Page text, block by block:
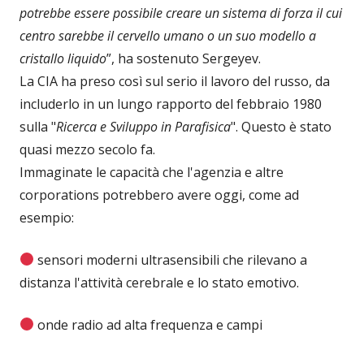
potrebbe essere possibile creare un sistema di forza il cui
centro sarebbe il cervello umano o un suo modello a
cristallo liquido”, ha sostenuto Sergeyev.
La CIA ha preso così sul serio il lavoro del russo, da
includerlo in un lungo rapporto del febbraio 1980
sulla "Ricerca e Sviluppo in Parafisica". Questo è stato
quasi mezzo secolo fa.
Immaginate le capacità che l'agenzia e altre
corporations potrebbero avere oggi, come ad
esempio:
sensori moderni ultrasensibili che rilevano a
distanza l'attività cerebrale e lo stato emotivo.
onde radio ad alta frequenza e campi